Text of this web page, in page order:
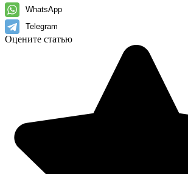
WhatsApp
Telegram
Оцените статью